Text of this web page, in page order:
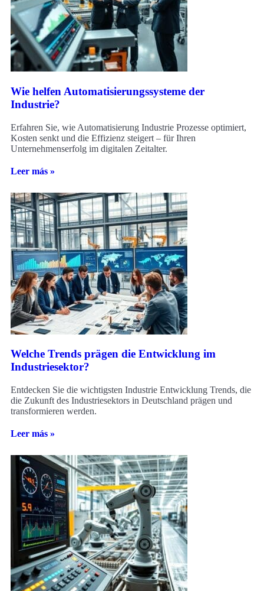
Wie helfen Automatisierungssysteme der
Industrie?
Erfahren Sie, wie Automatisierung Industrie Prozesse optimiert,
Kosten senkt und die Effizienz steigert – für Ihren
Unternehmenserfolg im digitalen Zeitalter.
Leer más »
Welche Trends prägen die Entwicklung im
Industriesektor?
Entdecken Sie die wichtigsten Industrie Entwicklung Trends, die
die Zukunft des Industriesektors in Deutschland prägen und
transformieren werden.
Leer más »